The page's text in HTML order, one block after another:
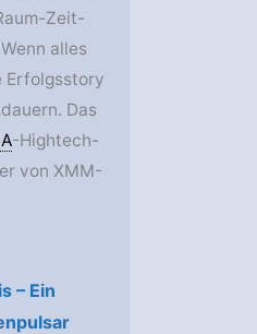
Zeit-
alles
Erfolgsstory
Das
-Hightech-
von XMM-
– Ein